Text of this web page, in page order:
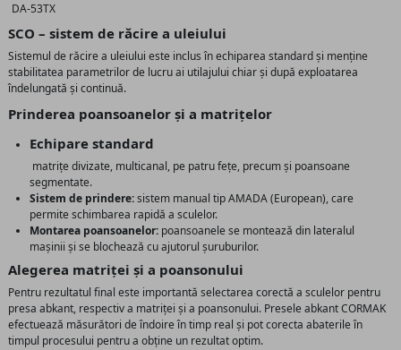
SCO – sistem de răcire a uleiului
Sistemul de răcire a uleiului este inclus în echiparea standard și menține
stabilitatea parametrilor de lucru ai utilajului chiar și după exploatarea
îndelungată și continuă.
Prinderea poansoanelor și a matrițelor
Echipare standard
matrițe divizate, multicanal, pe patru fețe, precum și poansoane
segmentate.
Sistem de prindere:sistem manual tip AMADA (European), care
permite schimbarea rapidă a sculelor.
Montarea poansoanelor: poansoanele se montează din lateralul
mașinii și se blochează cu ajutorul șuruburilor.
Alegerea matriței și a poansonului
Pentru rezultatul final este importantă selectarea corectă a sculelor pentru
presa abkant, respectiv a matriței și a poansonului. Presele abkant CORMAK
efectuează măsurători de îndoire în timp real și pot corecta abaterile în
timpul procesului pentru a obține un rezultat optim.